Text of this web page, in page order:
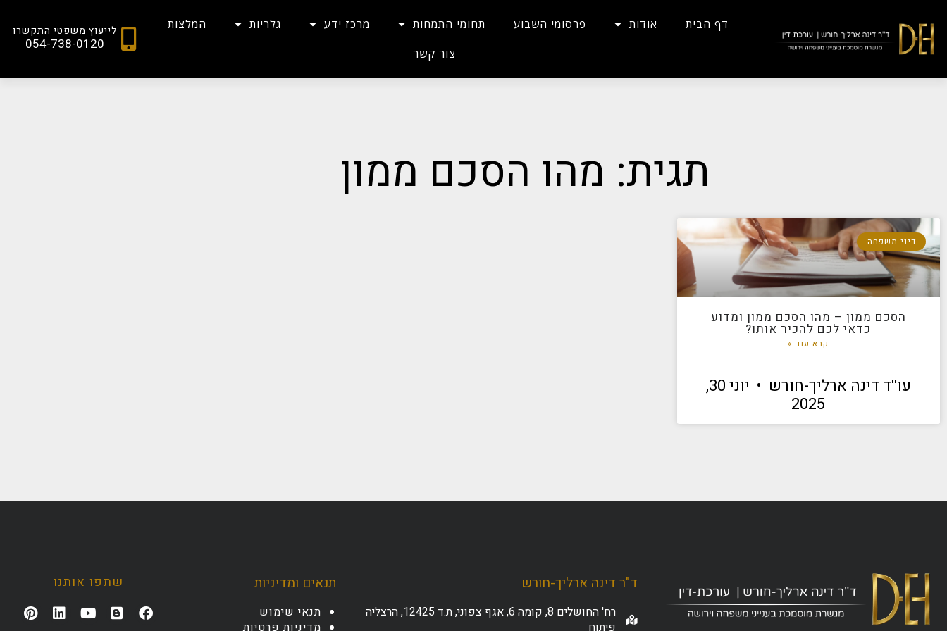
דף הבית אודות פרסומי השבוע תחומי התמחות מרכז ידע גלריות
המלצות
צור קשר
לייעוץ משפטי התקשרו
054-738-0120
תגית: מהו הסכם ממון
דיני משפחה
הסכם ממון – מהו הסכם ממון ומדוע
כדאי לכם להכיר אותו?
קרא עוד »
עו''ד דינה ארליך-חורש
יוני 30,
2025
ד"ר דינה ארליך-חורש
רח' החושלים 8, קומה 6, אגף צפוני, ת.ד 12425, הרצליה
פיתוח
תנאים ומדיניות
תנאי שימוש
מדיניות פרטיות
שתפו אותנו